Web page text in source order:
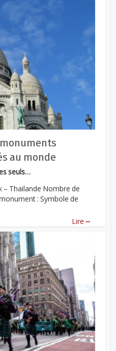
au monde
seuls…
– Thailande Nombre de
: Symbole de
Lire ...